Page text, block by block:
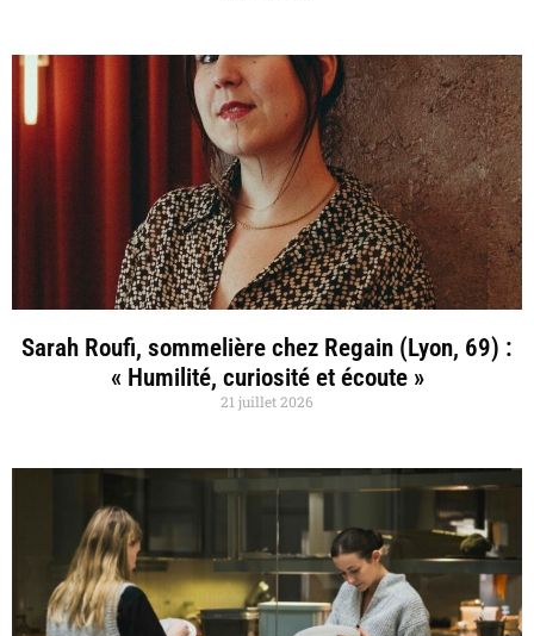
Sarah Roufi, sommelière chez Regain (Lyon, 69) :
« Humilité, curiosité et écoute »
21 juillet 2026